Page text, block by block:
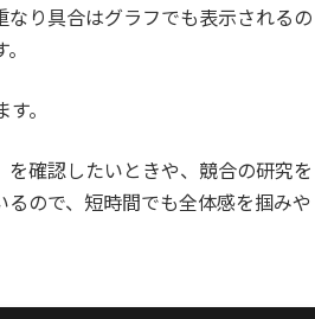
り具合はグラフでも表示されるの
。
確認したいときや、競合の研究を
ので、短時間でも全体感を掴みや